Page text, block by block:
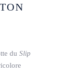
du Slip